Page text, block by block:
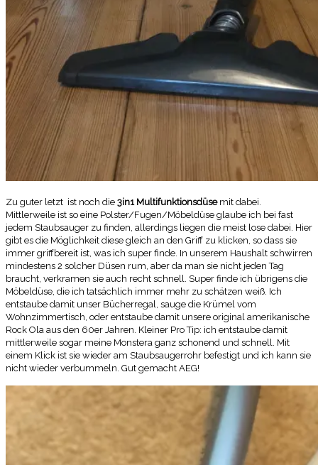
Zu guter letzt ist noch die 3in1 Multifunktionsdüsemit dabei.
Mittlerweile ist so eine Polster/Fugen/Möbeldüse glaube ich bei fast
jedem Staubsauger zu finden, allerdings liegen die meist lose dabei. Hier
gibt es die Möglichkeit diese gleich an den Griff zu klicken, so dass sie
immer griffbereit ist, was ich super finde. In unserem Haushalt schwirren
mindestens 2 solcher Düsen rum, aber da man sie nicht jeden Tag
braucht, verkramen sie auch recht schnell. Super finde ich übrigens die
Möbeldüse, die ich tatsächlich immer mehr zu schätzen weiß. Ich
entstaube damit unser Bücherregal, sauge die Krümel vom
Wohnzimmertisch, oder entstaube damit unsere original amerikanische
Rock Ola aus den 60er Jahren. Kleiner Pro Tip: ich entstaube damit
mittlerweile sogar meine Monstera ganz schonend und schnell. Mit
einem Klick ist sie wieder am Staubsaugerrohr befestigt und ich kann sie
nicht wieder verbummeln. Gut gemacht AEG!